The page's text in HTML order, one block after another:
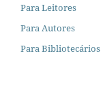
Para Leitores
Para Autores
Para Bibliotecários